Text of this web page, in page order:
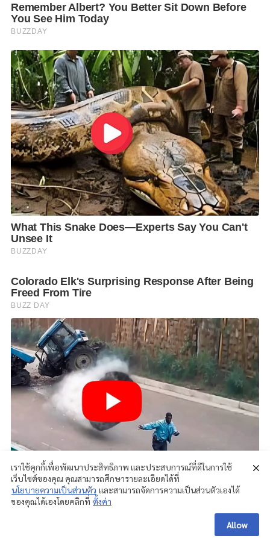
เราใช้คุกกี้เพื่อพัฒนาประสิทธิภาพ และประสบการณ์ที่ดีในการใช้
เว็บไซต์ของคุณ คุณสามารถศึกษารายละเอียดได้ที่
นโยบายความเป็นส่วนตัว และสามารถจัดการความเป็นส่วนตัวเองได้
ของคุณได้เองโดยคลิกที่ ตั้งค่า
Allow